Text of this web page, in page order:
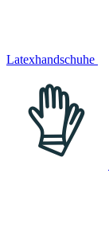
Latexhandschuhe